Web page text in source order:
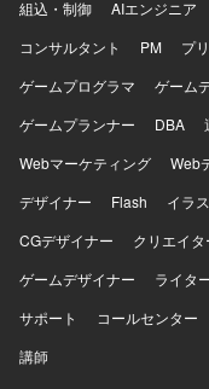
組込・制御
AIエンジニア
コンサルタント
PM プ
ゲームプログラマ
ゲーム
ゲームプランナー
DBA
Webマーケティング
Web
デザイナー
Flash イラ
CGデザイナー
クリエイタ
ゲームデザイナー
ライタ
サポート
コールセンター
講師